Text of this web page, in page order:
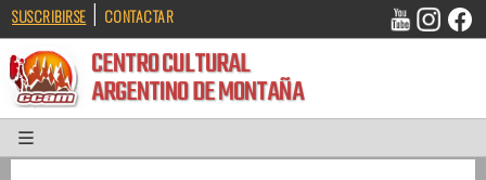
SUSCRIBIRSE | CONTACTAR
CENTRO CULTURAL
ARGENTINO DE MONTAÑA